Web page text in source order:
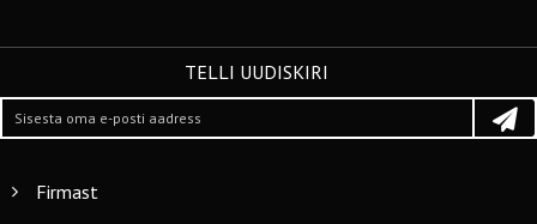
TELLI UUDISKIRI
Firmast